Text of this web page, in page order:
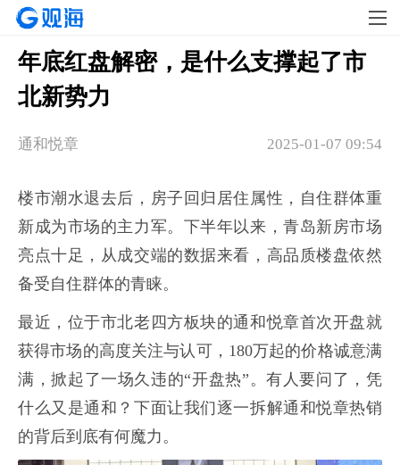
年底红盘解密，是什么支撑起了市
北新势力
2025-01-07 09:54
通和悦章
楼市潮水退去后，房子回归居住属性，自住群体重
新成为市场的主力军。下半年以来，青岛新房市场
亮点十足，从成交端的数据来看，高品质楼盘依然
备受自住群体的青睐。
最近，位于市北老四方板块的通和悦章首次开盘就
获得市场的高度关注与认可，180万起的价格诚意满
满，掀起了一场久违的“开盘热”。有人要问了，凭
什么又是通和？下面让我们逐一拆解通和悦章热销
的背后到底有何魔力。